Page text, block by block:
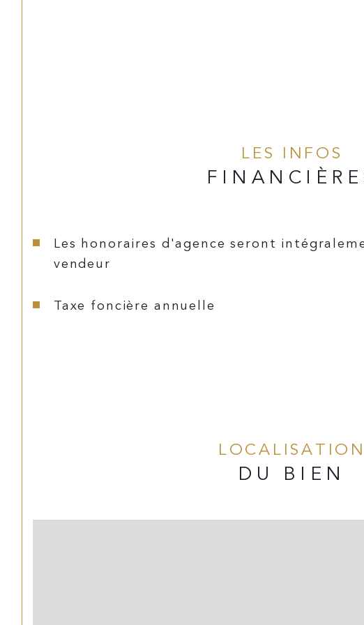
LES INFOS
Les honoraires d'agence seront
vendeur
Taxe foncière annuelle
LOCALISATION
DU BIEN